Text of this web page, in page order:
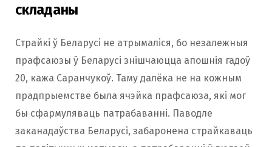
складаны
Страйкі ў Беларусі не атрымаліся, бо незалежныя
прафсаюзы ў Беларусі знішчаюцца апошнія гадоў
20, кажа Саранчукоў. Таму далёка не на кожным
прадпрыемстве была ячэйка прафсаюза, які мог
бы сфармуляваць патрабаванні. Паводле
заканадаўства Беларусі, забаронена страйкаваць